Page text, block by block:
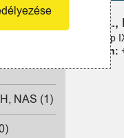
NAS (1)
Bp
Bp
Telefon: